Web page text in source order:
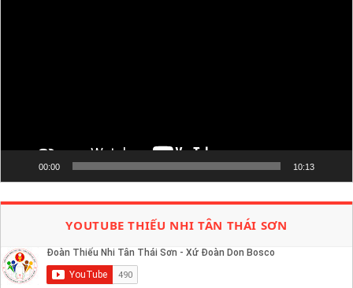
00:00 10:13
YOUTUBE THIẾU NHI TÂN THÁI SƠN